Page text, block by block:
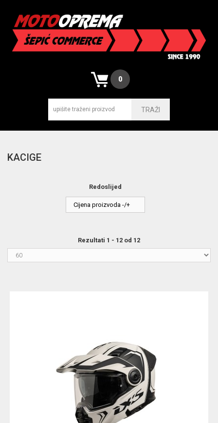
0
TRAŽI
KACIGE
Redoslijed
Cijena proizvoda -/+
Rezultati 1 - 12 od 12